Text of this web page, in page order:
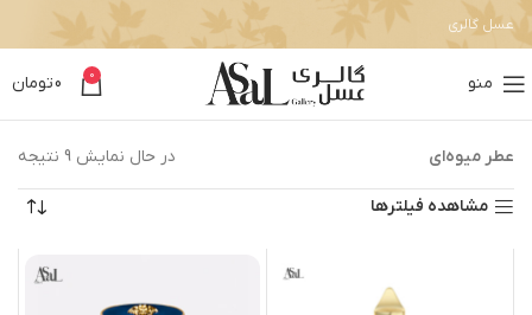
عسل گالری
منو 0
0تومان
عطر میوه‌ای در حال نمایش 9 نتیجه
مشاهده فیلترها